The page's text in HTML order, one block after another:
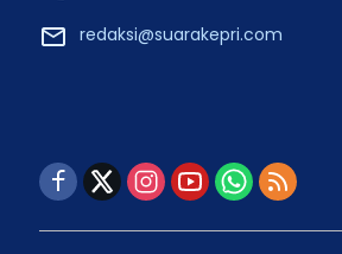
redaksi@suarakepri.com